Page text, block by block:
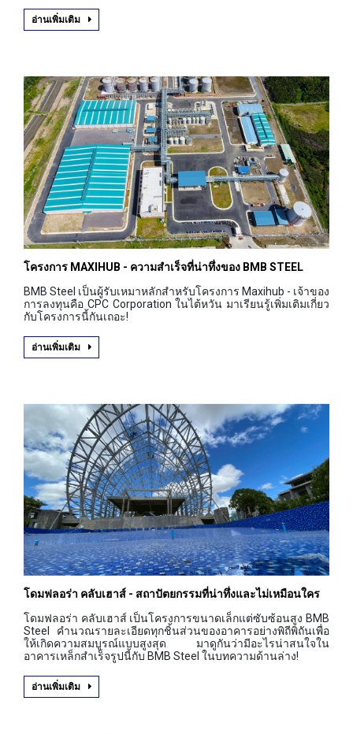
อ่านเพิ่มเติม
โครงการ MAXIHUB - ความสำเร็จที่น่าทึ่งของ BMB STEEL
BMB Steel เป็นผู้รับเหมาหลักสำหรับโครงการ Maxihub - เจ้าของ
การลงทุนคือ CPC Corporation ในไต้หวัน มาเรียนรู้เพิ่มเติมเกี่ยว
กับโครงการนี้กันเถอะ!
อ่านเพิ่มเติม
โดมฟลอร่า คลับเฮาส์ - สถาปัตยกรรมที่น่าทึ่งและไม่เหมือนใคร
โดมฟลอร่า คลับเฮาส์ เป็นโครงการขนาดเล็กแต่ซับซ้อนสูง BMB
Steel คำนวณรายละเอียดทุกชิ้นส่วนของอาคารอย่างพิถีพิถันเพื่อ
ให้เกิดความสมบูรณ์แบบสูงสุด มาดูกันว่ามีอะไรน่าสนใจใน
อาคารเหล็กสำเร็จรูปนี้กับ BMB Steel ในบทความด้านล่าง!
อ่านเพิ่มเติม